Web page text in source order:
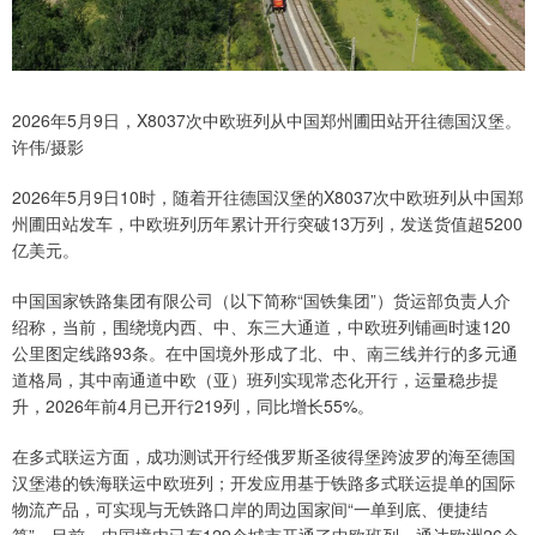
2026年5月9日，X8037次中欧班列从中国郑州圃田站开往德国汉堡。
许伟/摄影
2026年5月9日10时，随着开往德国汉堡的X8037次中欧班列从中国郑
州圃田站发车，中欧班列历年累计开行突破13万列，发送货值超5200
亿美元。
中国国家铁路集团有限公司（以下简称“国铁集团”）货运部负责人介
绍称，当前，围绕境内西、中、东三大通道，中欧班列铺画时速120
公里图定线路93条。在中国境外形成了北、中、南三线并行的多元通
道格局，其中南通道中欧（亚）班列实现常态化开行，运量稳步提
升，2026年前4月已开行219列，同比增长55%。
在多式联运方面，成功测试开行经俄罗斯圣彼得堡跨波罗的海至德国
汉堡港的铁海联运中欧班列；开发应用基于铁路多式联运提单的国际
物流产品，可实现与无铁路口岸的周边国家间“一单到底、便捷结